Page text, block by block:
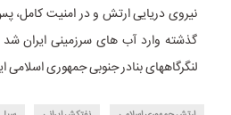
نیروی دریایی ارتش و در امنیت کامل،
گذشته وارد آب های سرزمینی ایران
لنگرگاههای بنادر جنوبی جمهوری